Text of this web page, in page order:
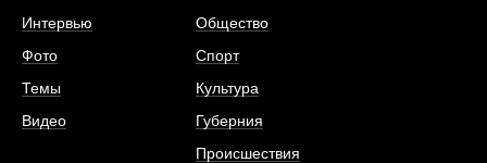
Интервью
Фото
Темы
Видео
Общество
Спорт
Культура
Губерния
Происшествия